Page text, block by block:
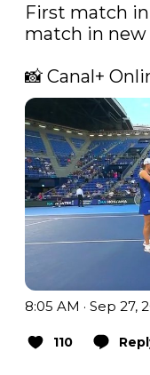
First match in
match in new
📸 Canal+
8:05 AM · Sep 27,
110